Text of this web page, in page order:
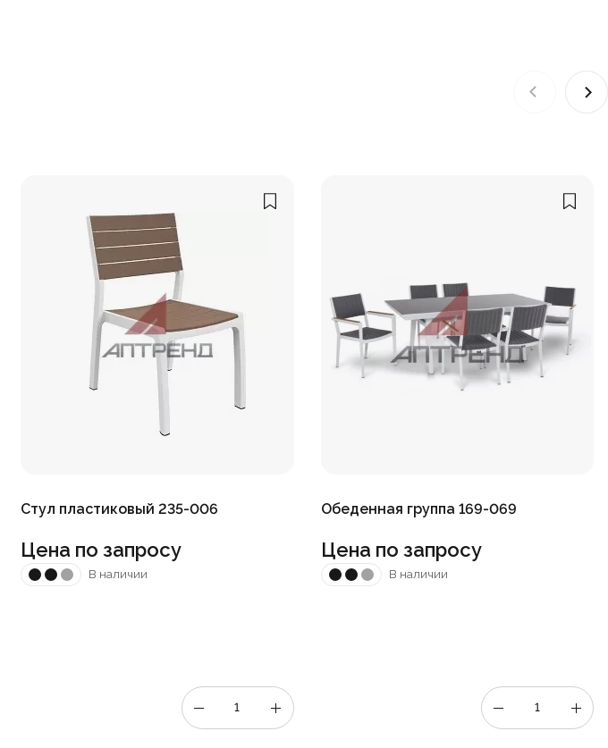
Стул пластиковый 235-006
Цена по запросу
В наличии
Обеденная группа 169-069
Цена по запросу
В наличии